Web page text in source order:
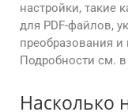
настройки, такие
для PDF-файлов,
преобразования и
Подробности см.
Насколько